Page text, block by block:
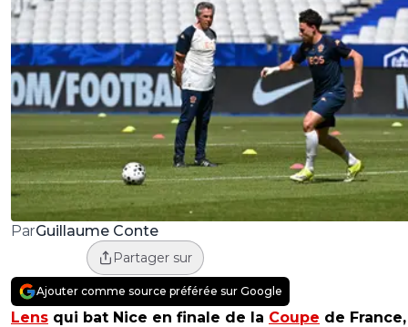
ParGuillaume Conte
Partager sur
Ajouter comme source préférée sur Google
Lens qui bat Nice en finale de la Coupe de